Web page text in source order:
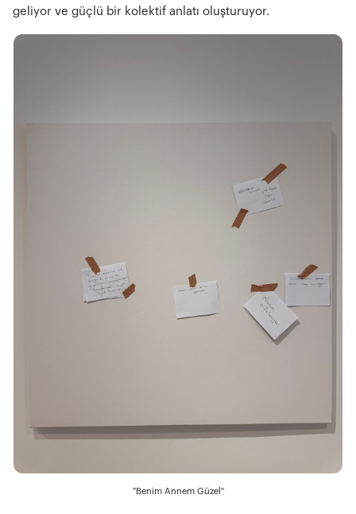
geliyor ve güçlü bir kolektif anlatı oluşturuyor.
"Benim Annem Güzel"